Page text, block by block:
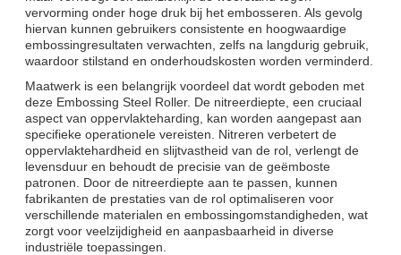
vervorming onder hoge druk bij het embosseren. Als gevolg
hiervan kunnen gebruikers consistente en hoogwaardige
embossingresultaten verwachten, zelfs na langdurig gebruik,
waardoor stilstand en onderhoudskosten worden verminderd.
Maatwerk is een belangrijk voordeel dat wordt geboden met
deze Embossing Steel Roller. De nitreerdiepte, een cruciaal
aspect van oppervlakteharding, kan worden aangepast aan
specifieke operationele vereisten. Nitreren verbetert de
oppervlaktehardheid en slijtvastheid van de rol, verlengt de
levensduur en behoudt de precisie van de geëmboste
patronen. Door de nitreerdiepte aan te passen, kunnen
fabrikanten de prestaties van de rol optimaliseren voor
verschillende materialen en embossingomstandigheden, wat
zorgt voor veelzijdigheid en aanpasbaarheid in diverse
industriële toepassingen.